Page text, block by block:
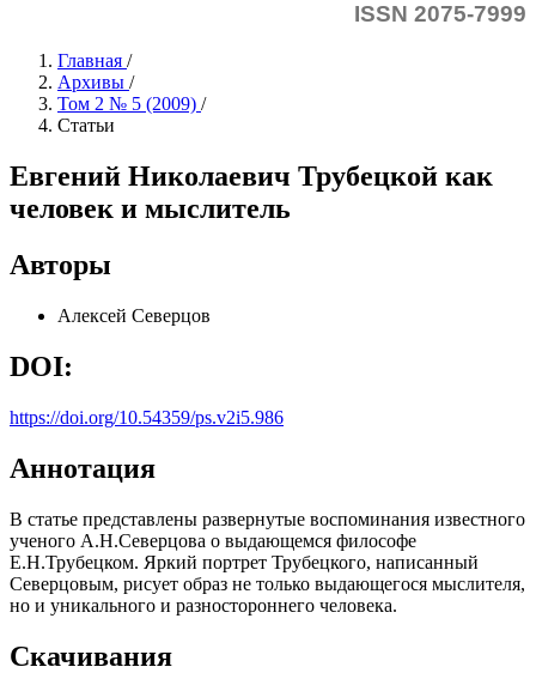
ISSN 2075-7999
Главная /
Архивы /
Том 2 № 5 (2009) /
Статьи
Евгений Николаевич Трубецкой как
человек и мыслитель
Авторы
Алексей Северцов
DOI:
https://doi.org/10.54359/ps.v2i5.986
Аннотация
В статье представлены развернутые воспоминания известного
ученого А.Н.Северцова о выдающемся философе
Е.Н.Трубецком. Яркий портрет Трубецкого, написанный
Северцовым, рисует образ не только выдающегося мыслителя,
но и уникального и разностороннего человека.
Скачивания